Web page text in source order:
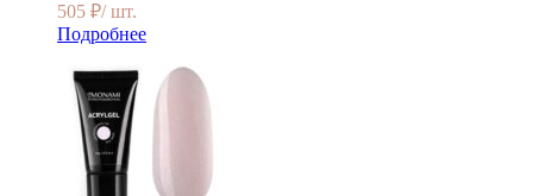
505 ₽/ шт.
Подробнее